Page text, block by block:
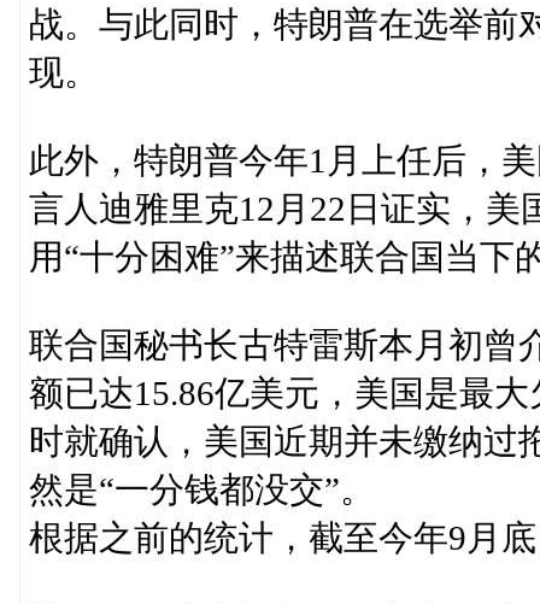
战。与此同时，特朗普在选举前
现。
此外，特朗普今年1月上任后，
言人迪雅里克12月22日证实，
用“十分困难”来描述联合国当下
联合国秘书长古特雷斯本月初曾
额已达15.86亿美元，美国是最
时就确认，美国近期并未缴纳过
然是“一分钱都没交”。
根据之前的统计，截至今年9月